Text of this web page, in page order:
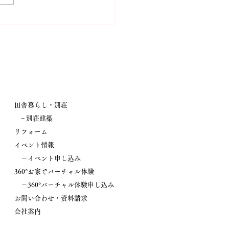
田舎暮らし・別荘
− 別荘建築
リフォーム
イベント情報
－イベント申し込み
360°お家でバーチャル体験
－360°バーチャル体験申し込み
お問い合わせ・資料請求
会社案内